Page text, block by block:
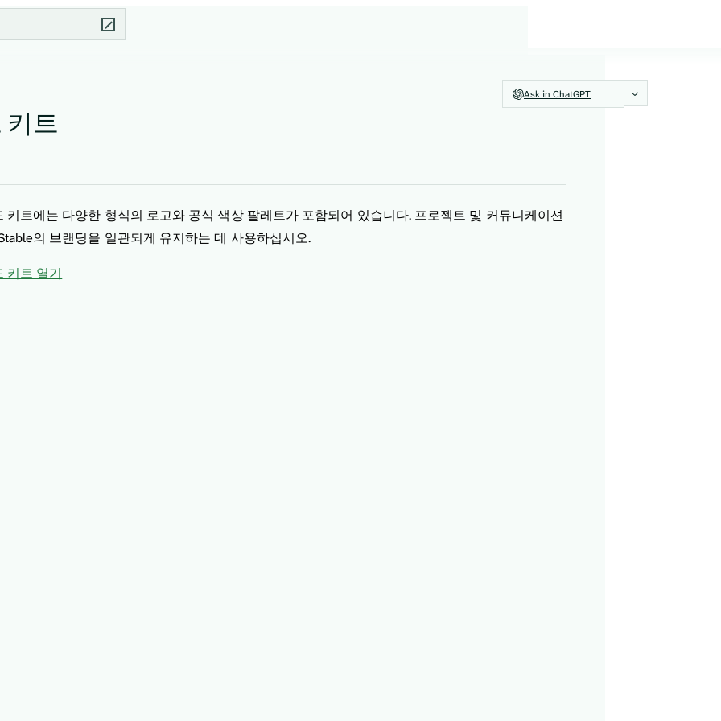
Ask in ChatGPT
키트
키트에는 다양한 형식의 로고와 공식 색상 팔레트가 포함되어 있습니다. 프로젝트 및 커뮤니케이션
의 브랜딩을 일관되게 유지하는 데 사용하십시오.
키트 열기